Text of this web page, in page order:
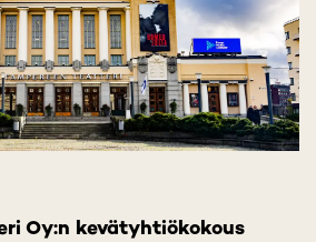
Oy:n kevätyhtiökokous